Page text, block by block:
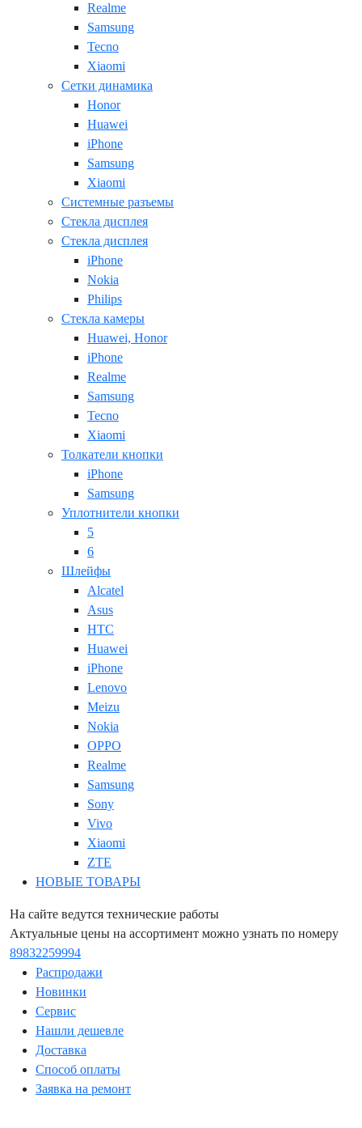
Realme
Samsung
Tecno
Xiaomi
Сетки динамика
Honor
Huawei
iPhone
Samsung
Xiaomi
Системные разъемы
Стекла дисплея
Стекла дисплея
iPhone
Nokia
Philips
Стекла камеры
Huawei, Honor
iPhone
Realme
Samsung
Tecno
Xiaomi
Толкатели кнопки
iPhone
Samsung
Уплотнители кнопки
5
6
Шлейфы
Alcatel
Asus
HTC
Huawei
iPhone
Lenovo
Meizu
Nokia
OPPO
Realme
Samsung
Sony
Vivo
Xiaomi
ZTE
НОВЫЕ ТОВАРЫ
На сайте ведутся технические работы
Актуальные цены на ассортимент можно узнать по номеру
89832259994
Распродажи
Новинки
Сервис
Нашли дешевле
Доставка
Способ оплаты
Заявка на ремонт